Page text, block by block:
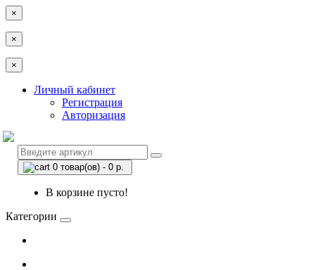
×
×
×
Личный кабинет
Регистрация
Авторизация
0 товар(ов) - 0 р.
В корзине пусто!
Категории